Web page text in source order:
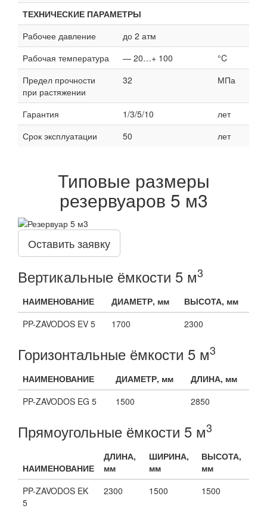
ТЕХНИЧЕСКИЕ ПАРАМЕТРЫ
Рабочее давление
до 2 атм
Рабочая температура
— 20…+ 100
°C
Предел прочности
при растяжении
32 МПа
Гарантия 1/3/5/10
лет
Срок эксплуатации
50 лет
Типовые размеры
резервуаров 5 м3
Оставить заявку
Вертикальные ёмкости 5 м3
НАИМЕНОВАНИЕ ДИАМЕТР, мм
ВЫСОТА, мм
PP-ZAVODOS EV 5
1700 2300
Горизонтальные ёмкости 5 м3
НАИМЕНОВАНИЕ ДИАМЕТР, мм
ДЛИНА, мм
PP-ZAVODOS EG 5
1500 2850
Прямоугольные ёмкости 5 м3
НАИМЕНОВАНИЕ
ДЛИНА,
мм
ШИРИНА,
мм
ВЫСОТА,
мм
PP-ZAVODOS EK
5
2300 1500 1500